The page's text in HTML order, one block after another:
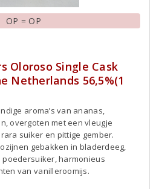
OP = OP
Oloroso Single Cask
Netherlands 56,5%(1
aroma’s van ananas,
overgoten met een vleugje
suiker en pittige gember.
gebakken in bladerdeeg,
harmonieus
van vanilleroomijs.